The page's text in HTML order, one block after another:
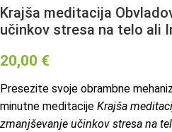
Krajša meditacija
učinkov stresa na telo ali
20,00 €
Presezite svoje obrambne
minutne meditacije Krajša
zmanjševanje učinkov stresa na